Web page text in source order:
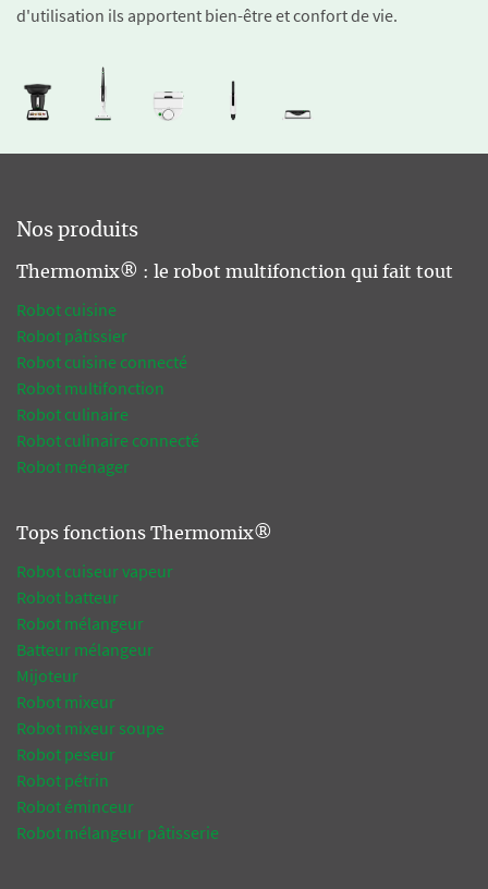
d'utilisation ils apportent bien-être et confort de vie.
Nos produits
Thermomix® : le robot multifonction qui fait tout
Robot cuisine
Robot pâtissier
Robot cuisine connecté
Robot multifonction
Robot culinaire
Robot culinaire connecté
Robot ménager
Tops fonctions Thermomix®
Robot cuiseur vapeur
Robot batteur
Robot mélangeur
Batteur mélangeur
Mijoteur
Robot mixeur
Robot mixeur soupe
Robot peseur
Robot pétrin
Robot éminceur
Robot mélangeur pâtisserie